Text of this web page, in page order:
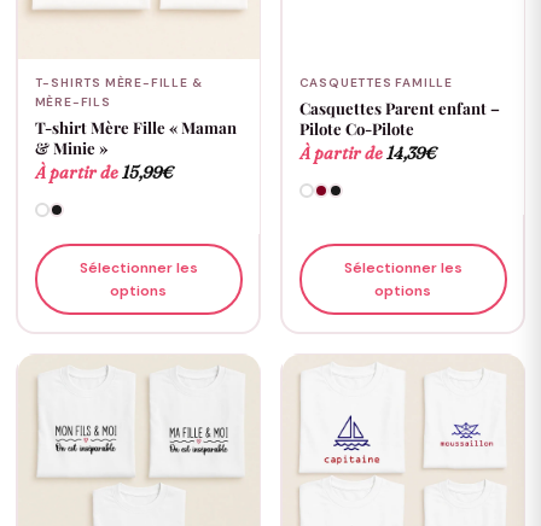
T-SHIRTS MÈRE-FILLE &
MÈRE-FILS
T-shirt Mère Fille « Maman
& Minie »
À partir de15,99€
Sélectionner les
options
CASQUETTES FAMILLE
Casquettes Parent enfant –
Pilote Co-Pilote
À partir de14,39€
Sélectionner les
options